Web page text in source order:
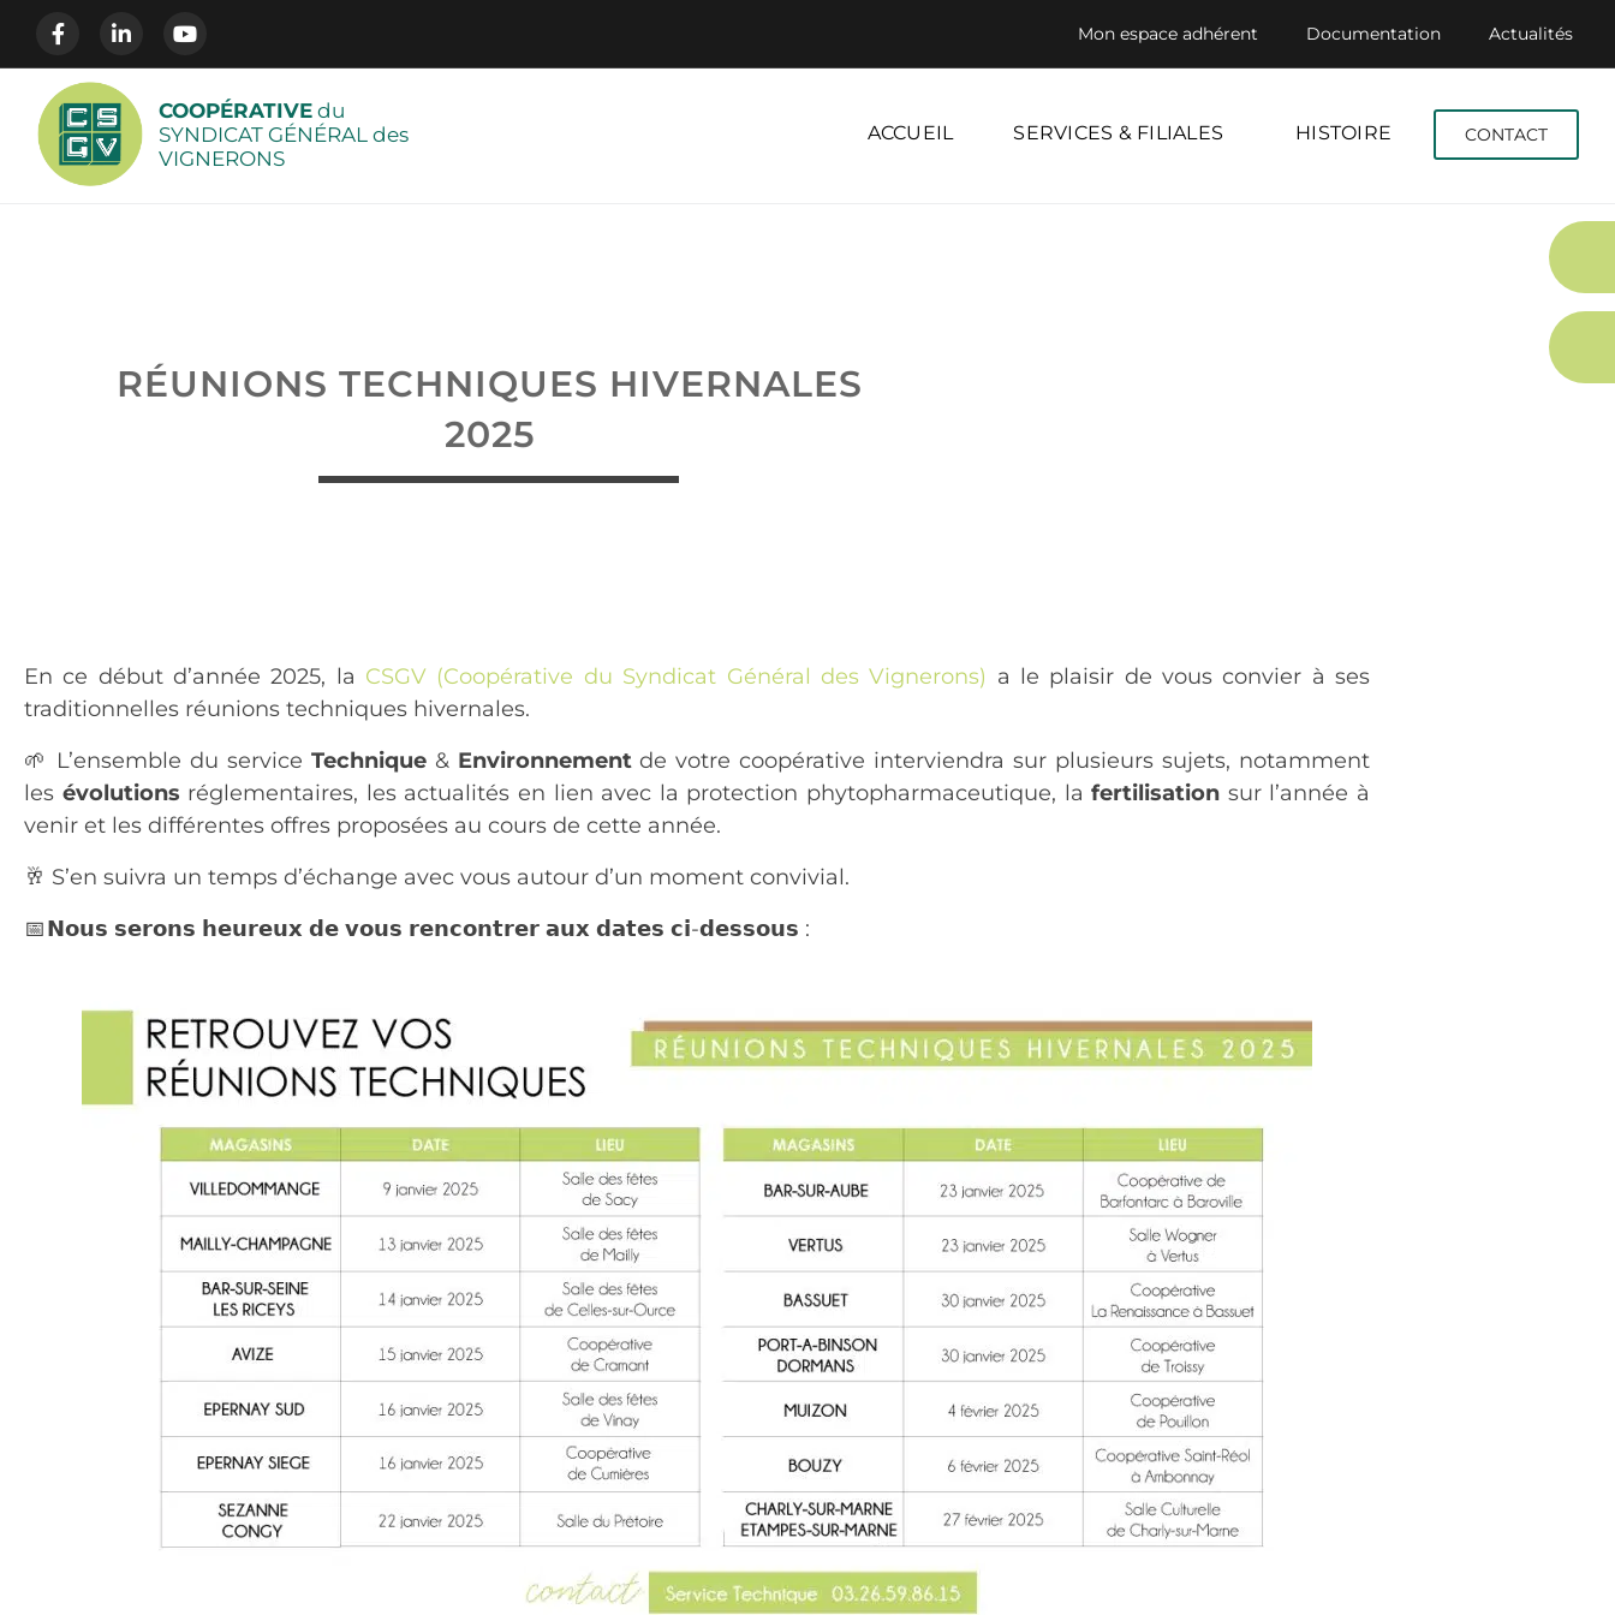
Mon espace adhérent Documentation Actualités
COOPÉRATIVE du
SYNDICAT GÉNÉRAL des
VIGNERONS
ACCUEIL SERVICES & FILIALES HISTOIRE CONTACT
RÉUNIONS TECHNIQUES HIVERNALES
2025
En ce début d’année 2025, la CSGV (Coopérative du Syndicat Général des Vignerons) a le plaisir de vous convier à ses
traditionnelles réunions techniques hivernales.
🌱 L’ensemble du service Technique& Environnementde votre coopérative interviendra sur plusieurs sujets, notamment
les évolutions réglementaires, les actualités en lien avec la protection phytopharmaceutique, lafertilisation sur l’année à
venir et les différentes offres proposées au cours de cette année.
🥂 S’en suivra un temps d’échange avec vous autour d’un moment convivial.
📅 𝗡𝗼𝘂𝘀 𝘀𝗲𝗿𝗼𝗻𝘀 𝗵𝗲𝘂𝗿𝗲𝘂𝘅 𝗱𝗲 𝘃𝗼𝘂𝘀 𝗿𝗲𝗻𝗰𝗼𝗻𝘁𝗿𝗲𝗿 𝗮𝘂𝘅 𝗱𝗮𝘁𝗲𝘀 𝗰𝗶-𝗱𝗲𝘀𝘀𝗼𝘂𝘀 :